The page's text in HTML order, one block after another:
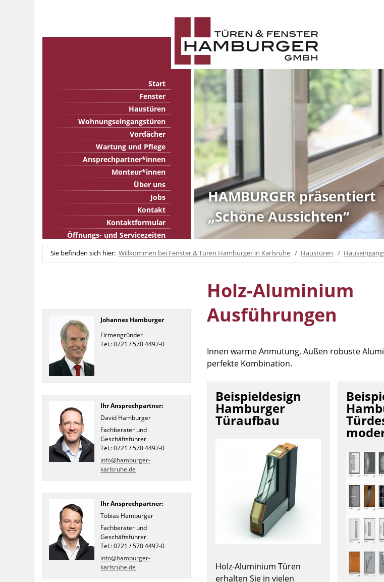
Start
Fenster
Haustüren
Wohnungseingangstüren
Vordächer
Wartung und Pflege
Ansprechpartner*innen
Monteur*innen
Über uns
Jobs
Kontakt
Kontaktformular
Öffnungs- und Servicezeiten
HAMBURGER präsentiert
„Schöne Aussichten“
Sie befinden sich hier: Willkommen bei Fenster & Türen Hamburger in Karlsruhe Haustüren
Holz-Aluminium
Ausführungen
Innen warme Anmutung, Außen robuste
perfekte Kombination.
Beispieldesign
Hamburger
Türaufbau
Holz-Aluminium Türen
erhalten Sie in vielen
Johannes Hamburger
Firmengründer
Tel.: 0721 / 570 4497-0
Ihr Ansprechpartner:
David Hamburger
Fachberater und
Geschäftsführer
Tel.: 0721 / 570 4497-0
info@hamburger-
karlsruhe.de
Ihr Ansprechpartner:
Tobias Hamburger
Fachberater und
Geschäftsführer
Tel.: 0721 / 570 4497-0
info@hamburger-
karlsruhe.de